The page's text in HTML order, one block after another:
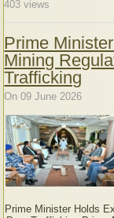
403 views
Prime
Mining
Trafficking
On 09 June 2026
Prime Minister Holds